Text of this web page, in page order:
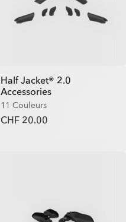
Half Jacket® 2.0
Accessories
11 Couleurs
CHF 20.00